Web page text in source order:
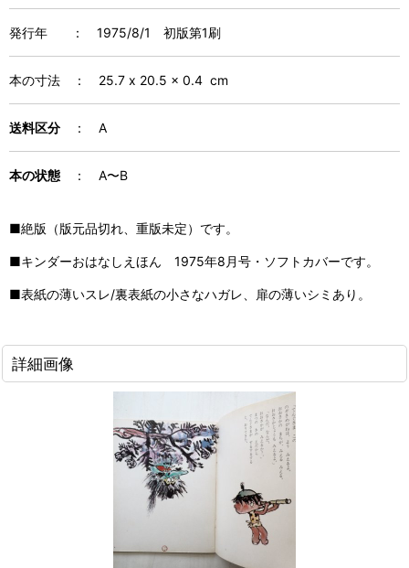
発行年 ： 1975/8/1 初版第1刷
本の寸法 ： 25.7 x 20.5 x 0.4 cm
送料区分 ： A
本の状態 ： A〜B
■絶版（版元品切れ、重版未定）です。
■キンダーおはなしえほん 1975年8月号・ソフトカバーです。
■表紙の薄いスレ/裏表紙の小さなハガレ、扉の薄いシミあり。
詳細画像